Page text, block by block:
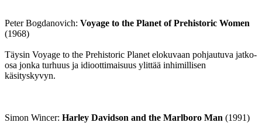
Peter Bogdanovich: Voyage to the Planet of Prehistoric Women
(1968)
Täysin Voyage to the Prehistoric Planet elokuvaan pohjautuva jatko-
osa jonka turhuus ja idioottimaisuus ylittää inhimillisen
käsityskyvyn.
Simon Wincer: Harley Davidson and the Marlboro Man (1991)